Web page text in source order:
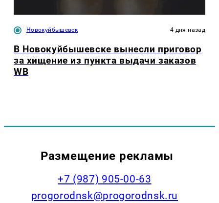
Новокуйбышевск 4 дня назад
В Новокуйбышевске вынесли приговор
за хищение из пункта выдачи заказов
WB
Размещение рекламы
+7 (987) 905-00-63
progorodnsk@progorodnsk.ru